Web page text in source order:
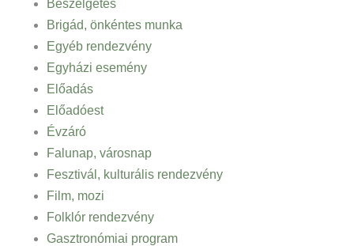
Beszélgetés
Brigád, önkéntes munka
Egyéb rendezvény
Egyházi esemény
Előadás
Előadóest
Évzáró
Falunap, városnap
Fesztivál, kulturális rendezvény
Film, mozi
Folklór rendezvény
Gasztronómiai program